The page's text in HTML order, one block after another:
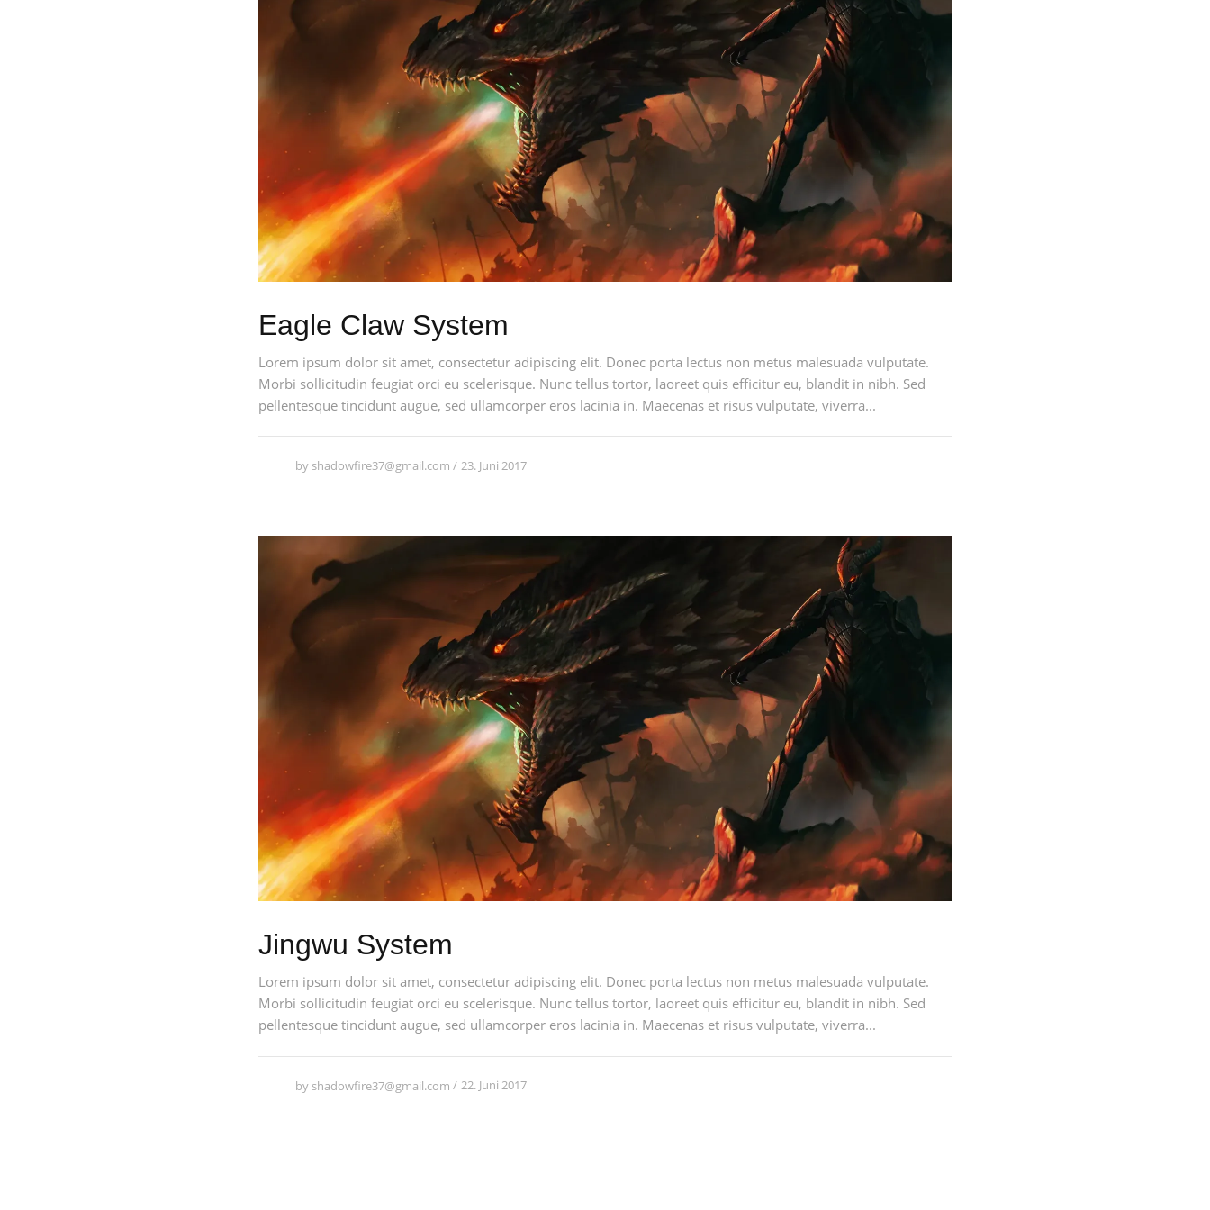
Eagle Claw System
Lorem ipsum dolor sit amet, consectetur adipiscing elit. Donec porta lectus non metus malesuada vulputate.
Morbi sollicitudin feugiat orci eu scelerisque. Nunc tellus tortor, laoreet quis efficitur eu, blandit in nibh. Sed
pellentesque tincidunt augue, sed ullamcorper eros lacinia in. Maecenas et risus vulputate, viverra...
by shadowfire37@gmail.com 23. Juni 2017
Jingwu System
Lorem ipsum dolor sit amet, consectetur adipiscing elit. Donec porta lectus non metus malesuada vulputate.
Morbi sollicitudin feugiat orci eu scelerisque. Nunc tellus tortor, laoreet quis efficitur eu, blandit in nibh. Sed
pellentesque tincidunt augue, sed ullamcorper eros lacinia in. Maecenas et risus vulputate, viverra...
by shadowfire37@gmail.com 22. Juni 2017